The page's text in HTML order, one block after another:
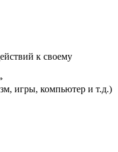
к своему
игры, компьютер и т.д.)